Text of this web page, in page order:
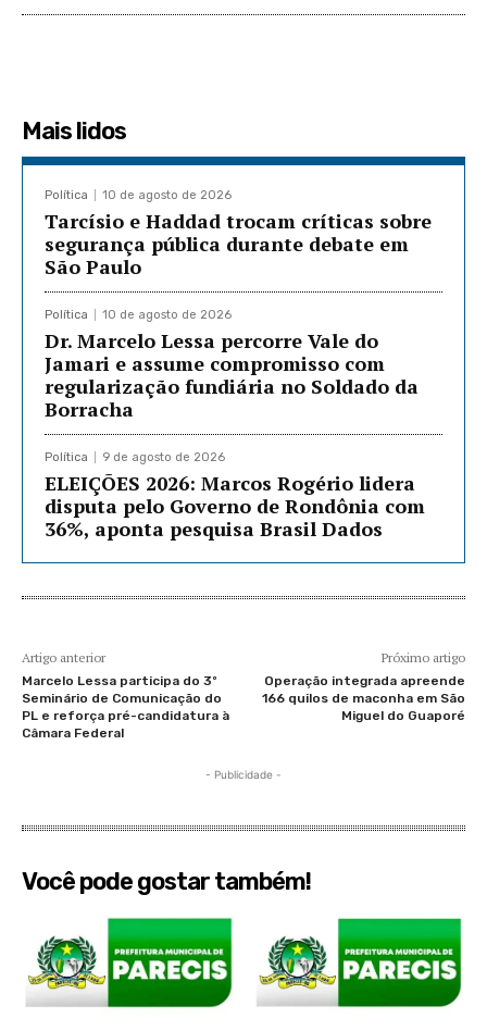
Mais lidos
Política 10 de agosto de 2026
Tarcísio e Haddad trocam críticas sobre
segurança pública durante debate em
São Paulo
Política 10 de agosto de 2026
Dr. Marcelo Lessa percorre Vale do
Jamari e assume compromisso com
regularização fundiária no Soldado da
Borracha
Política 9 de agosto de 2026
ELEIÇÕES 2026: Marcos Rogério lidera
disputa pelo Governo de Rondônia com
36%, aponta pesquisa Brasil Dados
Artigo anterior
Marcelo Lessa participa do 3º
Seminário de Comunicação do
PL e reforça pré-candidatura à
Câmara Federal
Próximo artigo
Operação integrada apreende
166 quilos de maconha em São
Miguel do Guaporé
- Publicidade -
Você pode gostar também!